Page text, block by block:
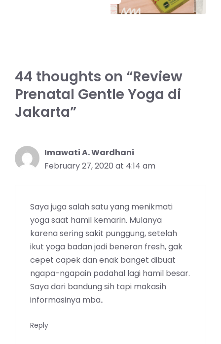
44 thoughts on “Review
Prenatal Gentle Yoga di
Jakarta”
Imawati A. Wardhani
February 27, 2020 at 4:14 am
Saya juga salah satu yang menikmati
yoga saat hamil kemarin. Mulanya
karena sering sakit punggung, setelah
ikut yoga badan jadi beneran fresh, gak
cepet capek dan enak banget dibuat
ngapa-ngapain padahal lagi hamil besar.
Saya dari bandung sih tapi makasih
informasinya mba..
Reply